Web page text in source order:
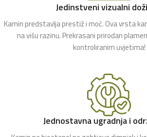
Jedinstveni vizualni
Kamin predstavlja prestiž i moć. Ova vrsta
na višu razinu. Prekrasani prirodan
kontroliranim uvjetima!
Jednostavna ugradnja i